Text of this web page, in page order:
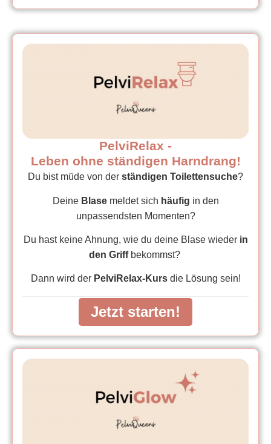
PelviRelax -
Leben ohne ständigen Harndrang!
Du bist müde von der ständigen Toilettensuche?
Deine Blasemeldet sich häufig in den
unpassendsten Momenten?
Du hast keine Ahnung, wie du deine Blase wieder in
den Griff bekommst?
Dann wird der PelviRelax-Kursdie Lösung sein!
Jetzt starten!